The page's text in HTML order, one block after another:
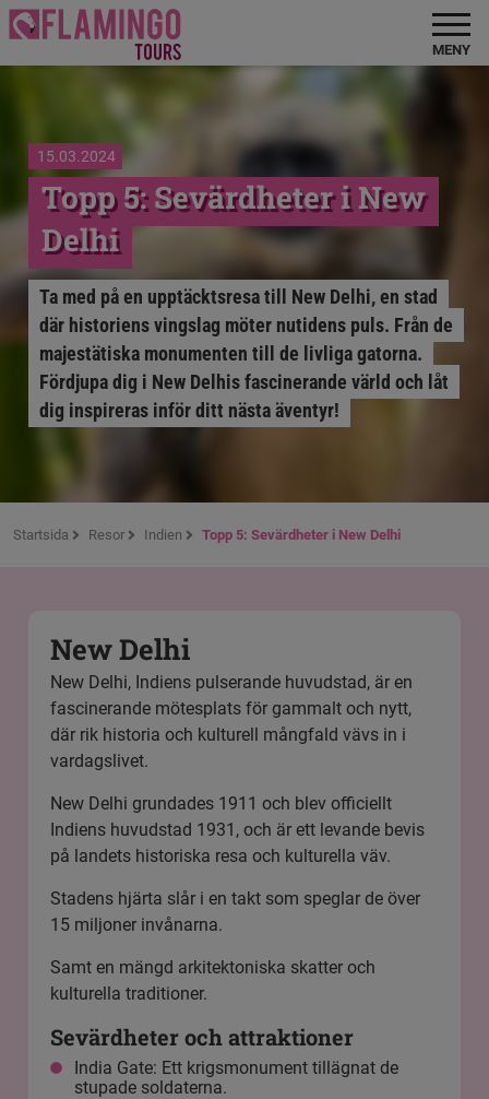
MENY
15.03.2024
Topp 5: Sevärdheter i New
Delhi
Ta med på en upptäcktsresa till New Delhi, en stad
där historiens vingslag möter nutidens puls. Från de
majestätiska monumenten till de livliga gatorna.
Fördjupa dig i New Delhis fascinerande värld och låt
dig inspireras inför ditt nästa äventyr!
Startsida Resor Indien Topp 5: Sevärdheter i New Delhi
New Delhi
New Delhi, Indiens pulserande huvudstad, är en
fascinerande mötesplats för gammalt och nytt,
där rik historia och kulturell mångfald vävs in i
vardagslivet.
New Delhi grundades 1911 och blev officiellt
Indiens huvudstad 1931, och är ett levande bevis
på landets historiska resa och kulturella väv.
Stadens hjärta slår i en takt som speglar de över
15 miljoner invånarna.
Samt en mängd arkitektoniska skatter och
kulturella traditioner.
Sevärdheter och attraktioner
India Gate: Ett krigsmonument tillägnat de
stupade soldaterna.